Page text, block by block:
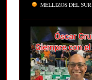
MELLIZOS DEL SUR